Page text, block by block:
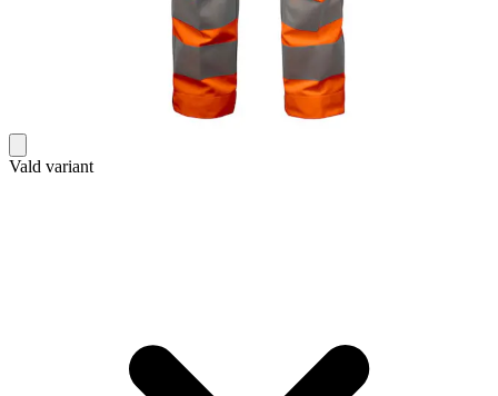
Vald variant